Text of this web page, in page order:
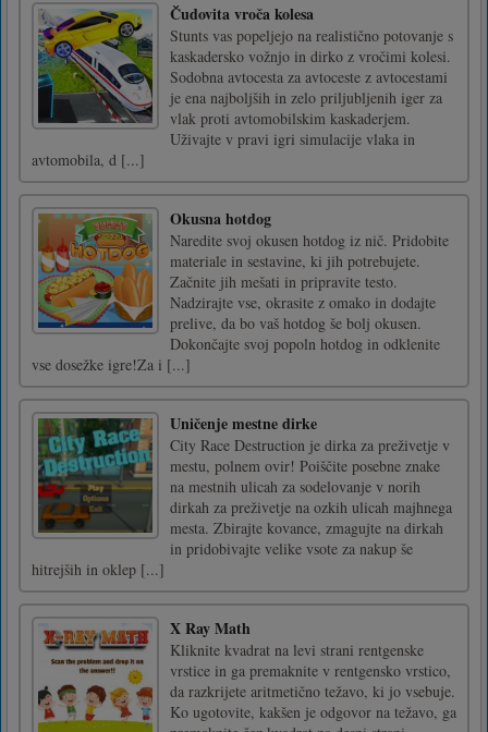
Čudovita vroča kolesa
Stunts vas popeljejo na realistično potovanje s
kaskadersko vožnjo in dirko z vročimi kolesi.
Sodobna avtocesta za avtoceste z avtocestami
je ena najboljših in zelo priljubljenih iger za
vlak proti avtomobilskim kaskaderjem.
Uživajte v pravi igri simulacije vlaka in
avtomobila, d [...]
Okusna hotdog
Naredite svoj okusen hotdog iz nič. Pridobite
materiale in sestavine, ki jih potrebujete.
Začnite jih mešati in pripravite testo.
Nadzirajte vse, okrasite z omako in dodajte
prelive, da bo vaš hotdog še bolj okusen.
Dokončajte svoj popoln hotdog in odklenite
vse dosežke igre!Za i [...]
Uničenje mestne dirke
City Race Destruction je dirka za preživetje v
mestu, polnem ovir! Poiščite posebne znake
na mestnih ulicah za sodelovanje v norih
dirkah za preživetje na ozkih ulicah majhnega
mesta. Zbirajte kovance, zmagujte na dirkah
in pridobivajte velike vsote za nakup še
hitrejših in oklep [...]
X Ray Math
Kliknite kvadrat na levi strani rentgenske
vrstice in ga premaknite v rentgensko vrstico,
da razkrijete aritmetično težavo, ki jo vsebuje.
Ko ugotovite, kakšen je odgovor na težavo, ga